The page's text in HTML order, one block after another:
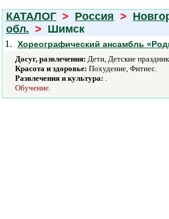
КАТАЛОГ > Россия >
обл. > Шимск
1. Хореографический ансамбль
Досуг, развлечения: Дети, Детские
Красота и здоровье: Похудение, Фитнес.
Развлечения и культура: .
Обучение.